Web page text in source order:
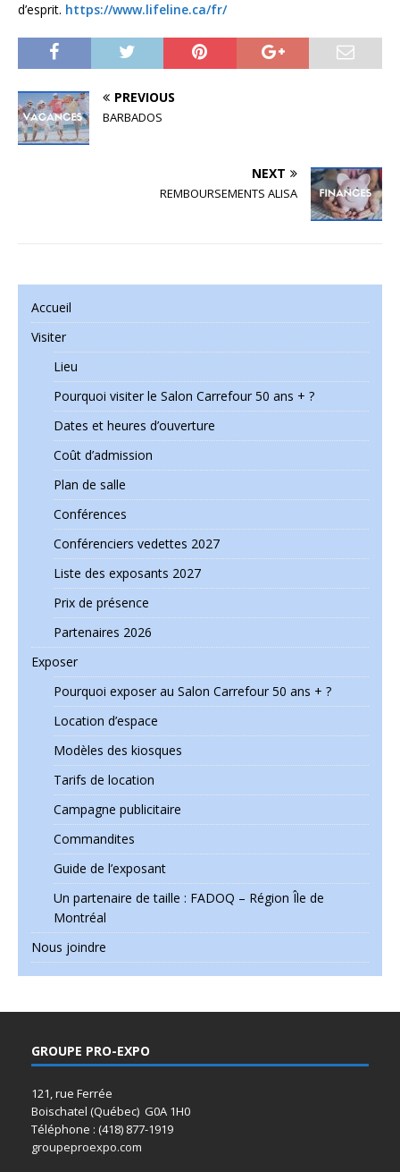
d’esprit. https://www.lifeline.ca/fr/
PREVIOUS
BARBADOS
NEXT
REMBOURSEMENTS ALISA
Accueil
Visiter
Lieu
Pourquoi visiter le Salon Carrefour 50 ans + ?
Dates et heures d’ouverture
Coût d’admission
Plan de salle
Conférences
Conférenciers vedettes 2027
Liste des exposants 2027
Prix de présence
Partenaires 2026
Exposer
Pourquoi exposer au Salon Carrefour 50 ans + ?
Location d’espace
Modèles des kiosques
Tarifs de location
Campagne publicitaire
Commandites
Guide de l’exposant
Un partenaire de taille : FADOQ – Région Île de
Montréal
Nous joindre
GROUPE PRO-EXPO
121, rue Ferrée
Boischatel (Québec) G0A 1H0
Téléphone : (418) 877-1919
groupeproexpo.com